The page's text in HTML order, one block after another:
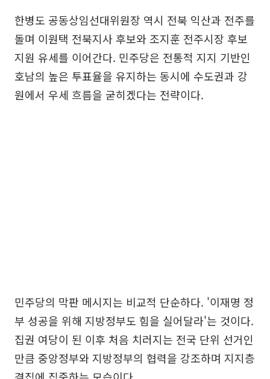
한병도 공동상임선대위원장 역시 전북 익산과 전주를
돌며 이원택 전북지사 후보와 조지훈 전주시장 후보
지원 유세를 이어간다. 민주당은 전통적 지지 기반인
호남의 높은 투표율을 유지하는 동시에 수도권과 강
원에서 우세 흐름을 굳히겠다는 전략이다.
민주당의 막판 메시지는 비교적 단순하다. '이재명 정
부 성공을 위해 지방정부도 힘을 실어달라'는 것이다.
집권 여당이 된 이후 처음 치러지는 전국 단위 선거인
만큼 중앙정부와 지방정부의 협력을 강조하며 지지층